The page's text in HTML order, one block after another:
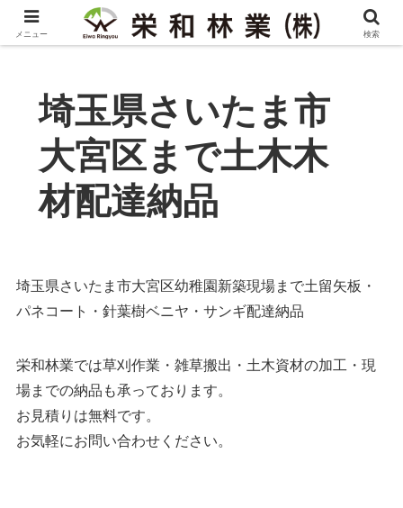
埼玉県さいたま市
大宮区まで土木木
材配達納品
埼玉県さいたま市大宮区幼稚園新築現場まで土留矢板・
パネコート・針葉樹ベニヤ・サンギ配達納品
栄和林業では草刈作業・雑草搬出・土木資材の加工・現
場までの納品も承っております。
お見積りは無料です。
お気軽にお問い合わせください。
メニュー 検索